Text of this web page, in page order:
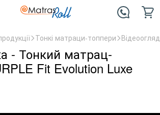
Тонкі матраци-топпери
- Тонкий матрац-
Fit Evolution Luxe